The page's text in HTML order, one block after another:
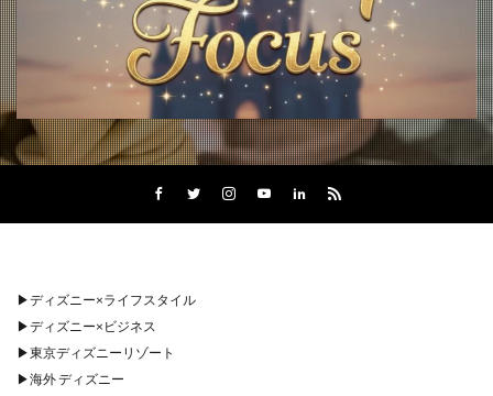
▶︎ディズニー×ライフスタイル
▶︎ディズニー×ビジネス
▶︎東京ディズニーリゾート
▶︎海外 ディズニー